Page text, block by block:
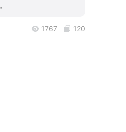
1767 120